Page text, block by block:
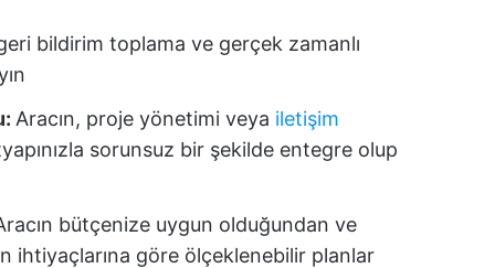
geri bildirim toplama ve gerçek zamanlı
Aracın, proje yönetimi veya iletişim
sorunsuz bir şekilde entegre olup
bütçenize uygun olduğundan ve
ihtiyaçlarına göre ölçeklenebilir planlar